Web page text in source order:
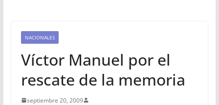
NACIONALES
Víctor Manuel por el
rescate de la memoria
septiembre 20, 2009